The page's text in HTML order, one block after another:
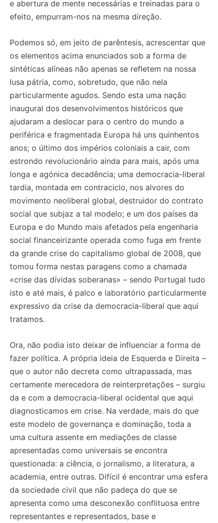
e abertura de mente necessárias e treinadas para o
efeito, empurram-nos na mesma direção.
Podemos só, em jeito de parêntesis, acrescentar que
os elementos acima enunciados sob a forma de
sintéticas alíneas não apenas se refletem na nossa
lusa pátria, como, sobretudo, que não nela
particularmente agudos. Sendo esta uma nação
inaugural dos desenvolvimentos históricos que
ajudaram a deslocar para o centro do mundo a
periférica e fragmentada Europa há uns quinhentos
anos; o último dos impérios coloniais a cair, com
estrondo revolucionário ainda para mais, após uma
longa e agónica decadência; uma democracia-liberal
tardia, montada em contraciclo, nos alvores do
movimento neoliberal global, destruidor do contrato
social que subjaz a tal modelo; e um dos países da
Europa e do Mundo mais afetados pela engenharia
social financeirizante operada como fuga em frente
da grande crise do capitalismo global de 2008, que
tomou forma nestas paragens como a chamada
«crise das dívidas soberanas» – sendo Portugal tudo
isto e até mais, é palco e laboratório particularmente
expressivo da crise da democracia-liberal que aqui
tratamos.
Ora, não podia isto deixar de influenciar a forma de
fazer política. A própria ideia de Esquerda e Direita –
que o autor não decreta como ultrapassada, mas
certamente merecedora de reinterpretações – surgiu
da e com a democracia-liberal ocidental que aqui
diagnosticamos em crise. Na verdade, mais do que
este modelo de governança e dominação, toda a
uma cultura assente em mediações de classe
apresentadas como universais se encontra
questionada: a ciência, o jornalismo, a literatura, a
academia, entre outras. Difícil é encontrar uma esfera
da sociedade civil que não padeça do que se
apresenta como uma desconexão conflituosa entre
representantes e representados, base e